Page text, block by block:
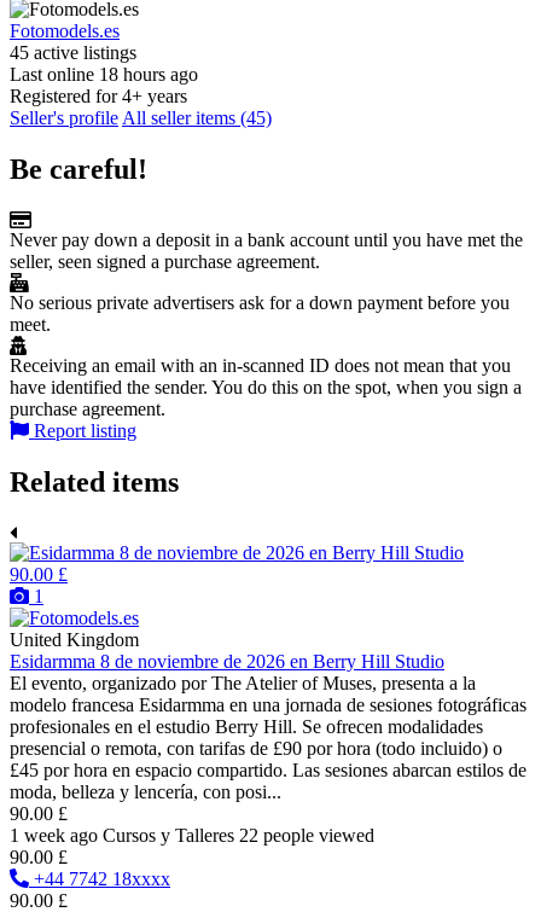
Fotomodels.es
45 active listings
Last online 18 hours ago
Registered for 4+ years
Seller's profile All seller items (45)
Be careful!
Never pay down a deposit in a bank account until you have met the
seller, seen signed a purchase agreement.
No serious private advertisers ask for a down payment before you
meet.
Receiving an email with an in-scanned ID does not mean that you
have identified the sender. You do this on the spot, when you sign a
purchase agreement.
Report listing
Related items
90.00 £
1
United Kingdom
Esidarmma 8 de noviembre de 2026 en Berry Hill Studio
El evento, organizado por The Atelier of Muses, presenta a la
modelo francesa Esidarmma en una jornada de sesiones fotográficas
profesionales en el estudio Berry Hill. Se ofrecen modalidades
presencial o remota, con tarifas de £90 por hora (todo incluido) o
£45 por hora en espacio compartido. Las sesiones abarcan estilos de
moda, belleza y lencería, con posi...
90.00 £
1 week ago Cursos y Talleres 22 people viewed
90.00 £
+44 7742 18xxxx
90.00 £